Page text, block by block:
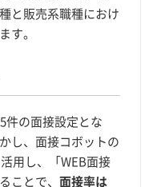
と販売系職種におけ
す。
件の面接設定とな
し、面接コボットの
用し、「WEB面接
ことで、 面接率は